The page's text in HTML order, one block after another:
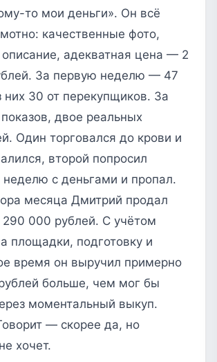
то мои деньги». Он всё
качественные фото,
адекватная цена — 2
За первую неделю — 47
них 30 от перекупщиков. За
двое реальных
Один торговался до крови и
второй попросил
с деньгами и пропал.
месяца Дмитрий продал
000 рублей. С учётом
площадки, подготовку и
время он выручил примерно
больше, чем мог бы
моментальный выкуп.
— скорее да, но
хочет.